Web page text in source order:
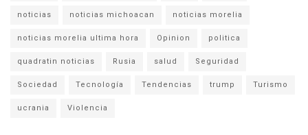
noticias noticias michoacan noticias morelia
noticias morelia ultima hora Opinion politica
quadratin noticias Rusia salud Seguridad
Sociedad Tecnología Tendencias trump Turismo
ucrania Violencia